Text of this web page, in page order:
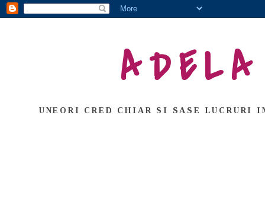
UNEORI CRED CHIAR SI SASE